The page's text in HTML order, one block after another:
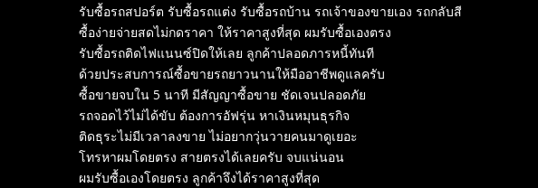
รับซื้อรถสปอร์ต รับซื้อรถแต่ง รับซื้อรถบ้าน รถเจ้าของขายเอง รถกลับสี
ซื้อง่ายจ่ายสดไม่กดราคา ให้ราคาสูงที่สุด ผมรับซื้อเองตรง
รับซื้อรถติดไฟแนนซ์ปิดให้เลย ลูกค้าปลอดภารหนี้ทันที
ด้วยประสบการณ์ซื้อขายรถยาวนานให้มืออาชีพดูแลครับ
ซื้อขายจบใน 5 นาที มีสัญญาซื้อขาย ชัดเจนปลอดภัย
รถจอดไว้ไม่ได้ขับ ต้องการอัฟรุ่น หาเงินหมุนธุรกิจ
ติดธุระไม่มีเวลาลงขาย ไม่อยากวุ่นวายคนมาดูเยอะ
โทรหาผมโดยตรง สายตรงได้เลยครับ จบแน่นอน
ผมรับซื้อเองโดยตรง ลูกค้าจึงได้ราคาสูงที่สุด